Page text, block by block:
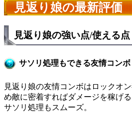
見返り娘の最新評価
見返り娘の強い点/使える点
サソリ処理もできる友情コンボ
見返り娘の友情コンボはロックオ
め敵に密着すればダメージを稼げ
サソリ処理もスムーズ。